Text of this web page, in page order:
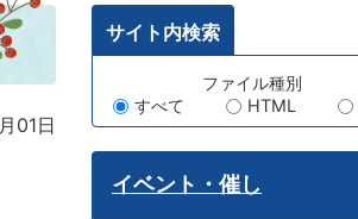
01日
サイト内検索
ー
ワ
ー
ファイル種別
すべて
HTML
イベント・催し